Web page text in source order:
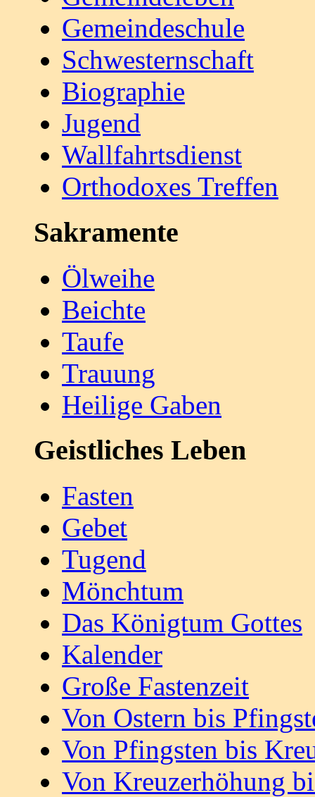
Gemeindeschule
Schwesternschaft
Biographie
Jugend
Wallfahrtsdienst
Orthodoxes Treffen
Sakramente
Ölweihe
Beichte
Taufe
Trauung
Heilige Gaben
Geistliches Leben
Fasten
Gebet
Tugend
Mönchtum
Das Königtum Gottes
Kalender
Große Fastenzeit
Von Ostern bis
Von Pfingsten bis
Von Kreuzerhöhung